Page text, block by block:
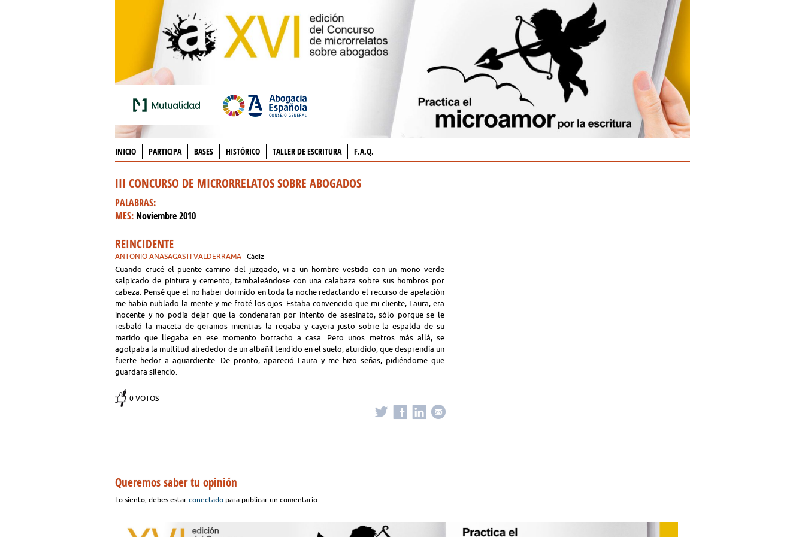
INICIO PARTICIPA BASES HISTÓRICO TALLER DE ESCRITURA F.A.Q.
III CONCURSO DE MICRORRELATOS SOBRE ABOGADOS
PALABRAS:
MES: Noviembre 2010
REINCIDENTE
ANTONIO ANASAGASTI VALDERRAMA · Cádiz
Cuando crucé el puente camino del juzgado, vi a un hombre vestido con un mono verde
salpicado de pintura y cemento, tambaleándose con una calabaza sobre sus hombros por
cabeza. Pensé que el no haber dormido en toda la noche redactando el recurso de apelación
me había nublado la mente y me froté los ojos. Estaba convencido que mi cliente, Laura, era
inocente y no podía dejar que la condenaran por intento de asesinato, sólo porque se le
resbaló la maceta de geranios mientras la regaba y cayera justo sobre la espalda de su
marido que llegaba en ese momento borracho a casa. Pero unos metros más allá, se
agolpaba la multitud alrededor de un albañil tendido en el suelo, aturdido, que desprendía un
fuerte hedor a aguardiente. De pronto, apareció Laura y me hizo señas, pidiéndome que
guardara silencio.
0 VOTOS
Queremos saber tu opinión
Lo siento, debes estar conectado para publicar un comentario.